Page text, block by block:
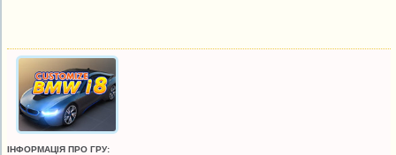
ІНФОРМАЦІЯ ПРО ГРУ: